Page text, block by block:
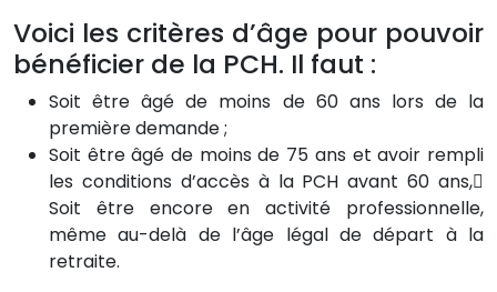
Voici les critères d’âge pour pouvoir
bénéficier de la PCH. Il faut :
Soit être âgé de moins de 60 ans lors de la
première demande ;
Soit être âgé de moins de 75 ans et avoir rempli
les conditions d’accès à la PCH avant 60 ans,
Soit être encore en activité professionnelle,
même au-delà de l’âge légal de départ à la
retraite.